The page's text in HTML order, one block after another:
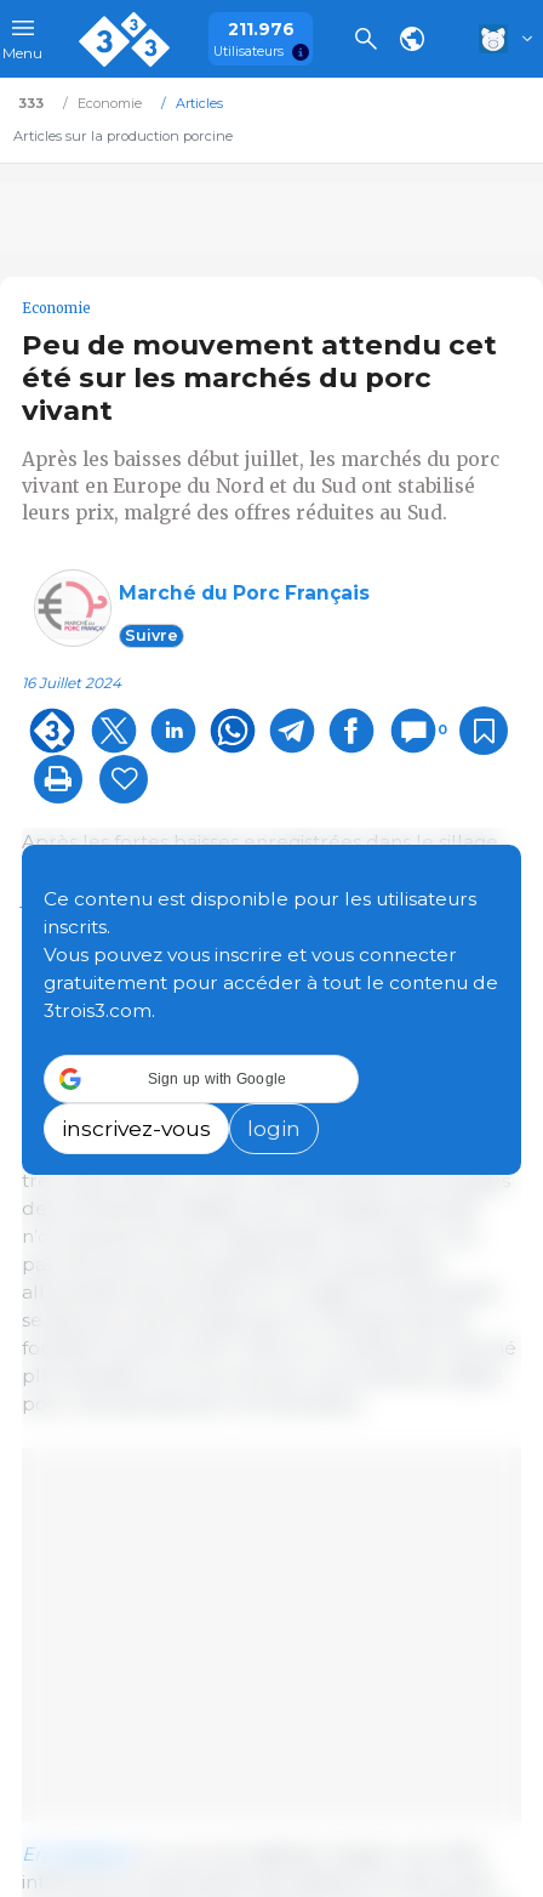
Menu
211.976
Utilisateurs
333 Economie
Articles
Articles sur la production porcine
Economie
Peu de mouvement attendu cet
été sur les marchés du porc
vivant
Après les baisses début juillet, les marchés du porc
vivant en Europe du Nord et du Sud ont stabilisé
leurs prix, malgré des offres réduites au Sud.
Marché du Porc Français
Suivre
16 Juillet 2024
0
Après les fortes baisses enregistrées dans le sillage
juillet, le calme est revenu sur les différents marchés
du porc vivant dans le nord de l’Europe qui ont
stabilisé leur prix. Au sud, la tendance est également
à la stabilisation des cours malgré des offres plus
réduites.
En Allemagne, la récente baisse de 10 cents a permis
une commercialisation plus rapide des porcs. Mais,
sur le marché de la viande, les prix des pièces ont
été également abaissés, avec des réductions parfois
très importantes, ce qui n’a pas amélioré les marges
des entreprises. Malgré tout, ces baisses de tarifs
n’ont pas permis de redynamiser les ventes. Une
part de plus en plus grande de la population
allemande est à présent en congés et la demande
se fait plus calme tandis que le championnat de
football touche à sa fin. Dans ce contexte de marché
plus équilibré, le cours du porc pourrait être stable
pour une période de 4 à 5 semaines.
En Espagne
inférieure à la demande des abattoirs et des poids
Ce contenu est disponible pour les utilisateurs
inscrits.
Vous pouvez vous inscrire et vous connecter
gratuitement pour accéder à tout le contenu de
3trois3.com.
Sign up with Google
inscrivez-vous login